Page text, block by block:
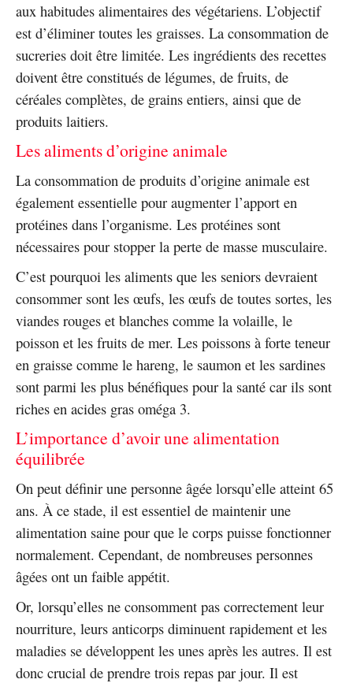
aux habitudes alimentaires des végétariens. L’objectif
est d’éliminer toutes les graisses. La consommation de
sucreries doit être limitée. Les ingrédients des recettes
doivent être constitués de légumes, de fruits, de
céréales complètes, de grains entiers, ainsi que de
produits laitiers.
Les aliments d’origine animale
La consommation de produits d’origine animale est
également essentielle pour augmenter l’apport en
protéines dans l’organisme. Les protéines sont
nécessaires pour stopper la perte de masse musculaire.
C’est pourquoi les aliments que les seniors devraient
consommer sont les œufs, les œufs de toutes sortes, les
viandes rouges et blanches comme la volaille, le
poisson et les fruits de mer. Les poissons à forte teneur
en graisse comme le hareng, le saumon et les sardines
sont parmi les plus bénéfiques pour la santé car ils sont
riches en acides gras oméga 3.
L’importance d’avoir une alimentation
équilibrée
On peut définir une personne âgée lorsqu’elle atteint 65
ans. À ce stade, il est essentiel de maintenir une
alimentation saine pour que le corps puisse fonctionner
normalement. Cependant, de nombreuses personnes
âgées ont un faible appétit.
Or, lorsqu’elles ne consomment pas correctement leur
nourriture, leurs anticorps diminuent rapidement et les
maladies se développent les unes après les autres. Il est
donc crucial de prendre trois repas par jour. Il est